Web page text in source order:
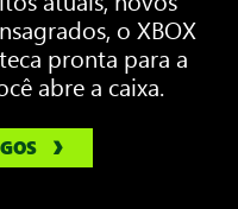
o XBOX
pronta para a
abre a caixa.